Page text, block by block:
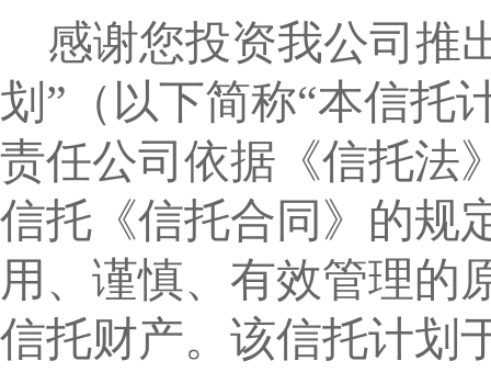
感谢您投资我公司推
划”（以下简称“本信托
责任公司依据《信托法
信托《信托合同》的规
用、谨慎、有效管理的
信托财产。该信托计划